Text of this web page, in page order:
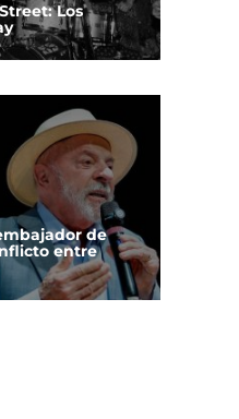
Los
de
entre